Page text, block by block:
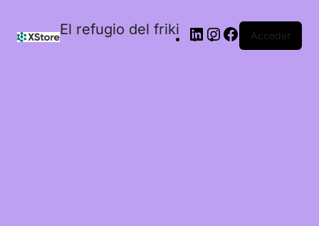
El refugio del friki Acceder